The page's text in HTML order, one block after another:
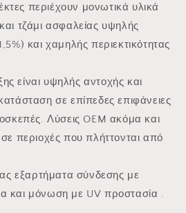
περιέχουν μονωτικά υλικά
τζάμι ασφαλείας υψηλής
και χαμηλής περιεκτικότητας
είναι υψηλής αντοχής και
σε επίπεδες επιφάνειες
Λύσεις OEM ακόμα και
περιοχές που πλήττονται από
εξαρτήματα σύνδεσης με
και μόνωση με UV προστασία .